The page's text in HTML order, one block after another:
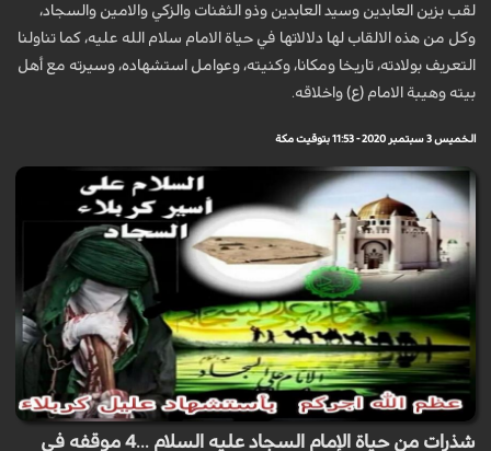
لقب بزين العابدين وسيد العابدين وذو الثفنات والزكي والامين والسجاد،
وكل من هذه الالقاب لها دلالاتها في حياة الامام سلام الله عليه، كما تناولنا
التعريف بولادته، تاريخا ومكانا، وكنيته، وعوامل استشهاده، وسيرته مع أهل
بيته وهيبة الامام (ع) واخلاقه.
الخميس 3 سبتمبر 2020 - 11:53 بتوقيت مكة
شذرات من حياة الإمام السجاد عليه السلام ...4 موقفه في